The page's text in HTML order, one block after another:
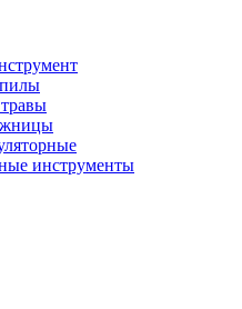
инструменты